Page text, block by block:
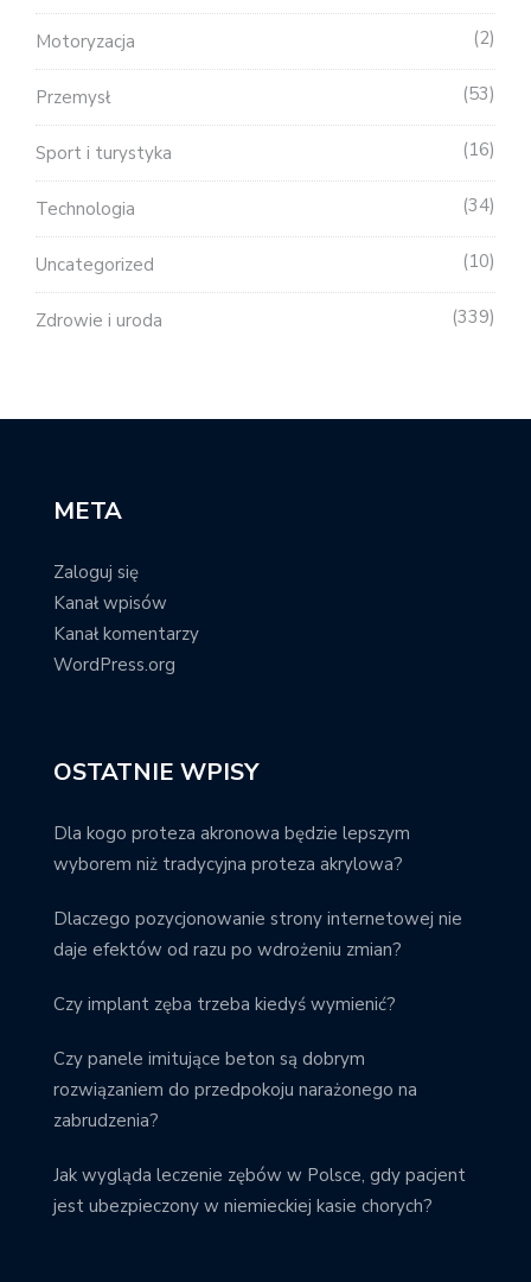
Motoryzacja 2
Przemysł 53
Sport i turystyka 16
Technologia 34
Uncategorized 10
Zdrowie i uroda 339
META
Zaloguj się
Kanał wpisów
Kanał komentarzy
WordPress.org
OSTATNIE WPISY
Dla kogo proteza akronowa będzie lepszym
wyborem niż tradycyjna proteza akrylowa?
Dlaczego pozycjonowanie strony internetowej nie
daje efektów od razu po wdrożeniu zmian?
Czy implant zęba trzeba kiedyś wymienić?
Czy panele imitujące beton są dobrym
rozwiązaniem do przedpokoju narażonego na
zabrudzenia?
Jak wygląda leczenie zębów w Polsce, gdy pacjent
jest ubezpieczony w niemieckiej kasie chorych?